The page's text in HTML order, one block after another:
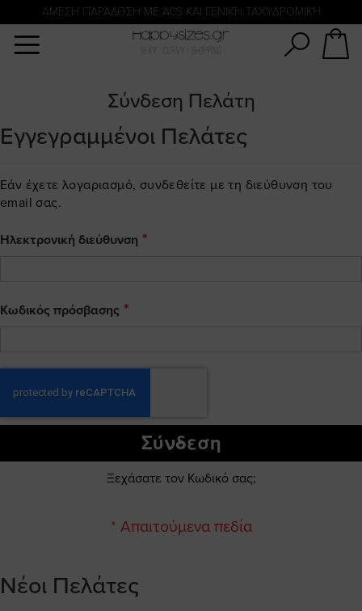
ΠΛΗΡΩΜΗ ΜΕ KLARNA
ΑΜΕΣΗ ΠΑΡΑΔΟΣΗ ΜΕ ACS ΚΑΙ ΓΕΝΙΚΗ ΤΑΧΥΔΡΟΜΙΚΉ
Σύνδεση Πελάτη
Εγγεγραμμένοι Πελάτες
Εάν έχετε λογαριασμό, συνδεθείτε με τη διεύθυνση του
email σας.
Ηλεκτρονική διεύθυνση
Κωδικός πρόσβασης
Σύνδεση
Ξεχάσατε τον Κωδικό σας;
Νέοι Πελάτες
Αναζήτηση